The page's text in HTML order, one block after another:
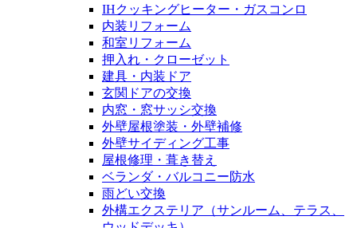
IHクッキングヒーター・ガスコンロ
内装リフォーム
和室リフォーム
押入れ・クローゼット
建具・内装ドア
玄関ドアの交換
内窓・窓サッシ交換
外壁屋根塗装・外壁補修
外壁サイディング工事
屋根修理・葺き替え
ベランダ・バルコニー防水
雨どい交換
外構エクステリア（サンルーム、テラス、